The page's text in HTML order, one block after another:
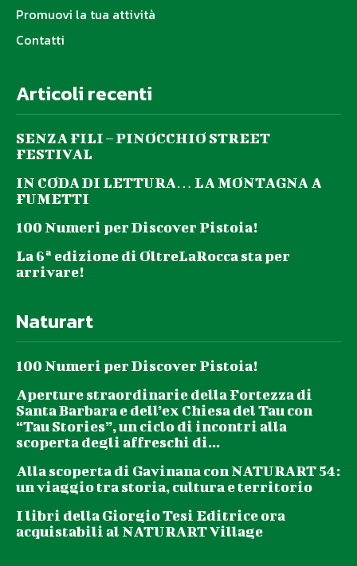
Promuovi la tua attività
Contatti
Articoli recenti
SENZA FILI – PINOCCHIO STREET
FESTIVAL
IN CODA DI LETTURA… LA MONTAGNA A
FUMETTI
100 Numeri per Discover Pistoia!
La 6ª edizione di OltreLaRocca sta per
arrivare!
Naturart
100 Numeri per Discover Pistoia!
Aperture straordinarie della Fortezza di
Santa Barbara e dell’ex Chiesa del Tau con
“Tau Stories”, un ciclo di incontri alla
scoperta degli affreschi di...
Alla scoperta di Gavinana con NATURART 54:
un viaggio tra storia, cultura e territorio
I libri della Giorgio Tesi Editrice ora
acquistabili al NATURART Village